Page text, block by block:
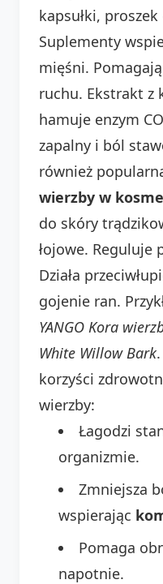
kapsułki,
Suplementy
mięśni.
ruchu. Ekstrakt z
hamuje enzym
zapalny i ból
również
wierzby w
do skóry
łojowe. Reguluje
Działa
gojenie ran.
YANGO Kora
White Willow Bark
korzyści
wierzby:
Łagodzi
organizmie.
Zmniejsza
wspierając
Pomaga
napotnie.